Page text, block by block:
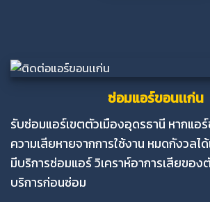
ซ่อมแอร์ขอนเเก่น
รับซ่อมแอร์เขตตัวเมืองอุดรธานี หากแ
ความเสียหายจากการใช้งาน หมดกังวลได้
มีบริการซ่อมแอร์ วิเคราห์อาการเสียของ
บริการก่อนซ่อม